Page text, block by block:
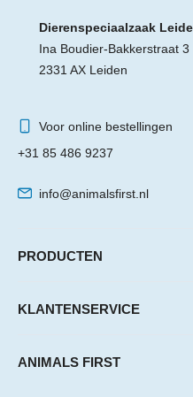
Dierenspeciaalzaak
Ina Boudier-Bakkerstraat 3
2331 AX Leiden
Voor online bestellingen
+31 85 486 9237
info@animalsfirst.nl
PRODUCTEN
KLANTENSERVICE
ANIMALS FIRST